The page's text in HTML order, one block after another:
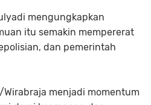
mengungkapkan
itu semakin mempererat
dan pemerintah
menjadi momentum